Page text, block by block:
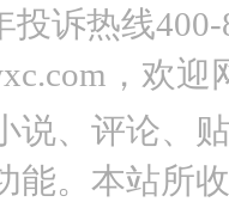
诉热线
，欢
说、评论、
能。本站所